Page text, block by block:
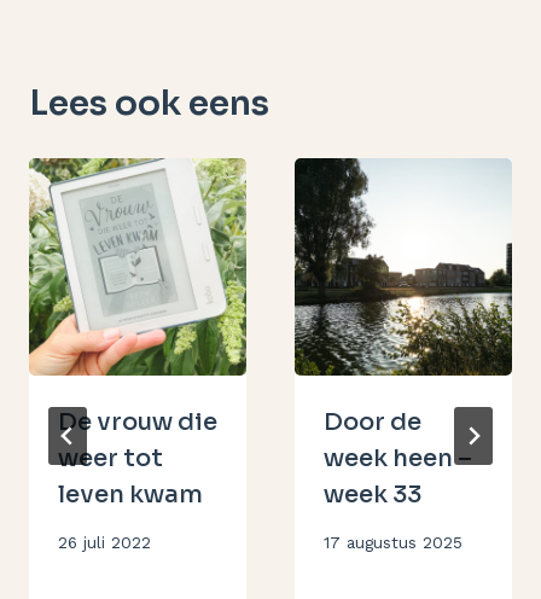
Lees ook eens
De vrouw die
weer tot
leven kwam
Door
26 juli 2022
Door de
week heen –
week 33
Door
17 augustus 2025